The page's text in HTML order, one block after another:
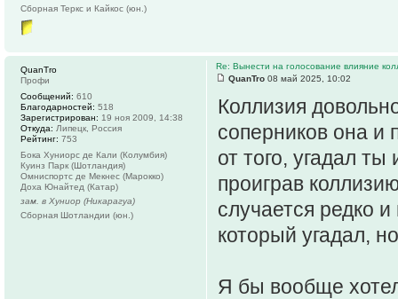
Сборная Теркс и Кайкос (юн.)
Re: Вынести на голосование влияние
QuanTro 08 май 2025, 10:02
Коллизия
соперников она и
от того, угадал
проиграв
случается редко
который угадал,
Я бы вообще
QuanTro
Профи
Сообщений: 610
Благодарностей: 518
Зарегистрирован: 19 ноя 2009, 14:38
Откуда: Липецк, Россия
Рейтинг: 753
Бока Хуниорс де Кали (Колумбия)
Куинз Парк (Шотландия)
Омниспортc де Мекнес (Марокко)
Доха Юнайтед (Катар)
зам. в Хуниор (Никарагуа)
Сборная Шотландии (юн.)